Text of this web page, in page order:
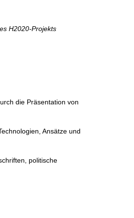
H2020-Projekts
die Präsentation von
Ansätze und
politische